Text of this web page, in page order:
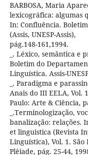
BARBOSA, Maria
lexicográfica: algumas
In: Confluência.
(Assis, UNESP-Assis),
pág.148-161,1994.
_. Léxico, semântica
Boletim do
Linguística. Assis-
_. Paradigma e
Anais do III EELA, Vol.
Paulo: Arte & Ciência,
_.Terminologização,
banalização: relações.
et linguistica (Revista
Linguística), Vol. 1. São
Plêiade, pág. 25-44,